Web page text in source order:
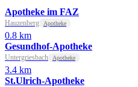
Apotheke im FAZ
Hauzenberg Apotheke
0.8 km
Gesundhof-Apotheke
Untergriesbach Apotheke
3.4 km
St.Ulrich-Apotheke